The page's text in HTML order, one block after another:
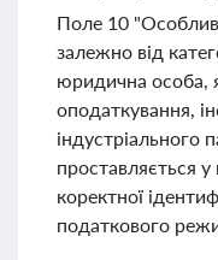
Поле 10
залежно від
юридична особа,
оподаткування,
індустріального
проставляється
коректної
податкового